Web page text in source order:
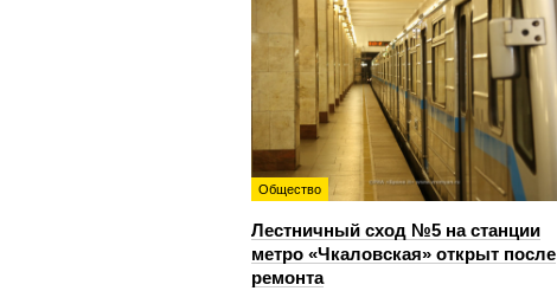
Общество
Лестничный сход №5 на станции
метро «Чкаловская» открыт после
ремонта